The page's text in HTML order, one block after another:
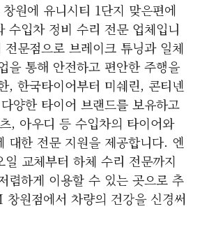
원에 유니시티 1단지 맞은편에
수입차 정비 수리 전문 업체입니
문점으로 브레이크 튜닝과 일체
을 통해 안전하고 편안한 주행을
, 한국타이어부터 미쉐린, 콘티넨
양한 타이어 브랜드를 보유하고
, 아우디 등 수입차의 타이어와
대한 전문 지원을 제공합니다. 엔
교체부터 하체 수리 전문까지
렴하게 이용할 수 있는 곳으로 추
원점에서 차량의 건강을 신경써